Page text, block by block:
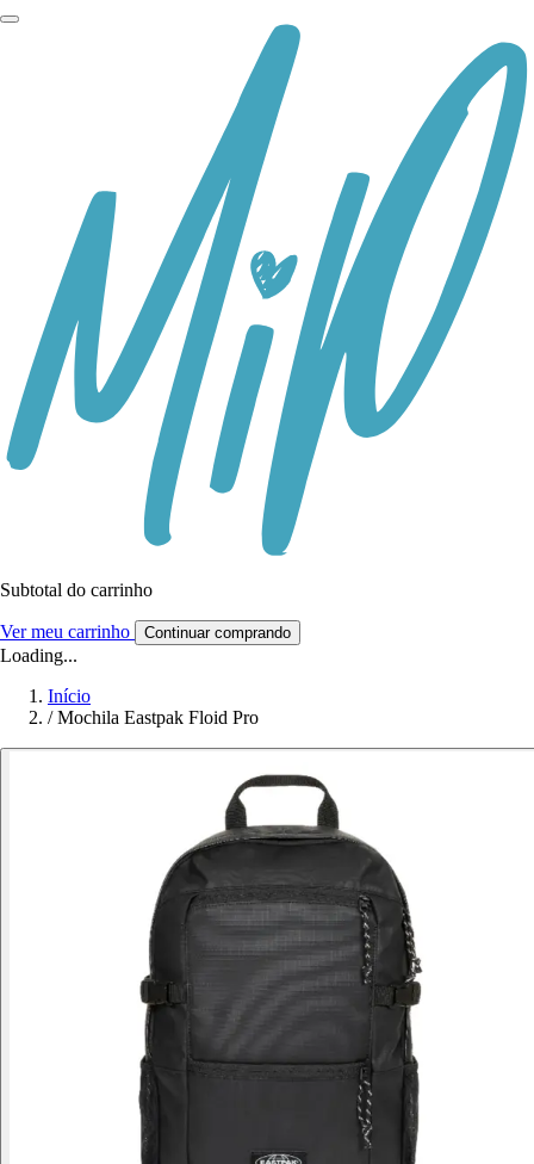
Subtotal do carrinho
Ver meu carrinho Continuar comprando
Loading...
Início
/ Mochila Eastpak Floid Pro